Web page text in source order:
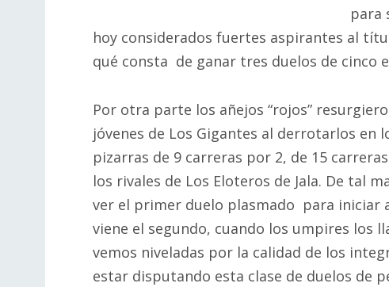
para
hoy considerados fuertes aspirantes al
qué consta de ganar tres duelos de cinco
Por otra parte los añejos “rojos”
jóvenes de Los Gigantes al derrotarlos
pizarras de 9 carreras por 2, de 15
los rivales de Los Eloteros de Jala. De tal
ver el primer duelo plasmado para iniciar
viene el segundo, cuando los umpires los
vemos niveladas por la calidad de los
estar disputando esta clase de duelos de